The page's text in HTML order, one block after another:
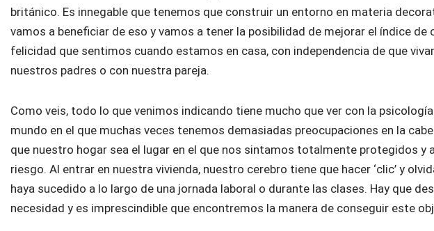
británico. Es innegable que tenemos que construir un entorno en materia
vamos a beneficiar de eso y vamos a tener la posibilidad de mejorar el índice de
felicidad que sentimos cuando estamos en casa, con independencia de que
nuestros padres o con nuestra pareja.
Como veis, todo lo que venimos indicando tiene mucho que ver con la
mundo en el que muchas veces tenemos demasiadas preocupaciones en la
que nuestro hogar sea el lugar en el que nos sintamos totalmente protegidos y
riesgo. Al entrar en nuestra vivienda, nuestro cerebro tiene que hacer ‘clic’ y
haya sucedido a lo largo de una jornada laboral o durante las clases. Hay que
necesidad y es imprescindible que encontremos la manera de conseguir este